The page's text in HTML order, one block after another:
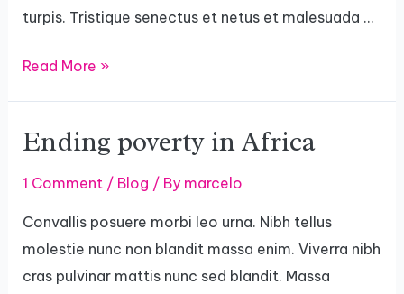
turpis. Tristique senectus et netus et malesuada …
Read More »
Ending poverty in Africa
1 Comment / Blog / By marcelo
Convallis posuere morbi leo urna. Nibh tellus
molestie nunc non blandit massa enim. Viverra nibh
cras pulvinar mattis nunc sed blandit. Massa
Ending
in
Africa